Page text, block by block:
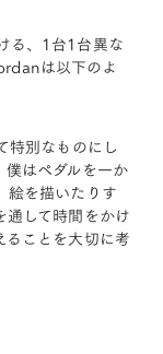
る、1台1台異な
は以下のよ
特別なものにし
はペダルを一か
絵を描いたりす
通して時間をかけ
ことを大切に考